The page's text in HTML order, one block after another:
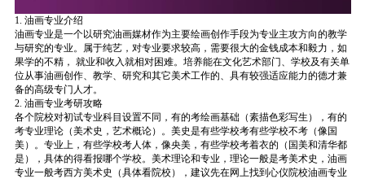
1. 油画专业介绍
油画专业是一个以研究油画媒材作为主要绘画创作手段为专业主攻方向的教学
与研究的专业。属于纯艺，对专业要求较高，需要很大的金钱成本和毅力，如
果学的不精， 就业和收入就相对困难。培养能在文化艺术部门、学校及有关单
位从事油画创作、教学、研究和其它美术工作的、具有较强适应能力的德才兼
备的高级专门人才。
2. 油画专业考研攻略
各个院校对初试专业科目设置不同，有的考绘画基础（素描色彩写生），有的
考专业理论（美术史，艺术概论）。美史是有些学校考有些学校不考（像国
美）。专业上，有些学校考人体，像央美，有些学校考着衣的（国美和清华都
是），具体的得看报哪个学校。美术理论和专业，理论一般是考美术史，油画
专业一般考西方美术史（具体看院校），建议先在网上找到心仪院校油画专业